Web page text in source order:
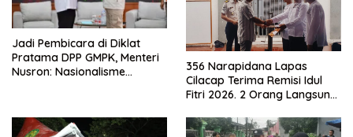
Jadi Pembicara di Diklat
Pratama DPP GMPK, Menteri
Nusron: Nasionalisme
356 Narapidana Lapas
Cilacap Terima Remisi Idul
Fitri 2026. 2 Orang Langsung